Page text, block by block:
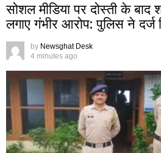
सोशल मीडिया पर दोस्ती के बाद
लगाए गंभीर आरोप: पुलिस ने
by Newsghat Desk
4 minutes ago